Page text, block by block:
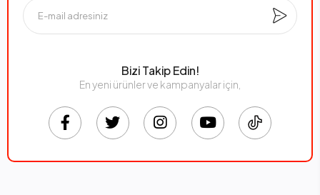
Bizi Takip Edin!
En yeni ürünler ve kampanyalar için,